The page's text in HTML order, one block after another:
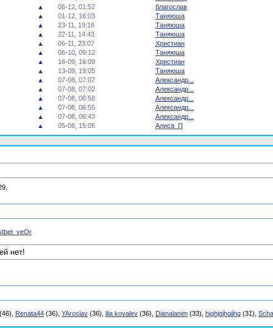
▲
06-12, 01:52
благослав
▲
01-12, 16:03
Таняюша
▲
23-11, 19:16
Таняюша
▲
22-11, 14:43
Таняюша
▲
06-11, 23:07
Христиан
▲
06-10, 09:12
Таняюша
▲
16-09, 16:09
Христиан
▲
13-09, 19:05
Таняюша
▲
07-08, 07:07
Александр...
▲
07-08, 07:02
Александр...
▲
07-08, 06:58
Александр...
▲
07-08, 06:55
Александр...
▲
07-08, 06:43
Александр...
▲
05-08, 15:05 Алиса_П
нет!
(46), Renata44 (36), YAroslav (36), ilia kovalev (36), Dianalanim (33), hjghjgjhgjjhg (31),